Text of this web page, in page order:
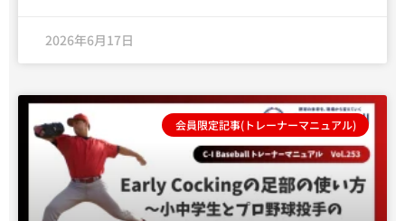
2026年6月17日
会員限定記事(トレーナーマニュアル)